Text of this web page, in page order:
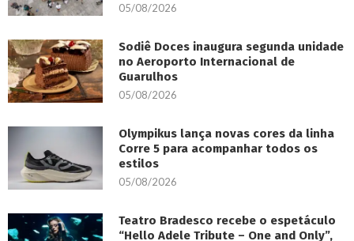
05/08/2026
Sodiê Doces inaugura segunda unidade
no Aeroporto Internacional de
Guarulhos
05/08/2026
Olympikus lança novas cores da linha
Corre 5 para acompanhar todos os
estilos
05/08/2026
Teatro Bradesco recebe o espetáculo
“Hello Adele Tribute – One and Only”,